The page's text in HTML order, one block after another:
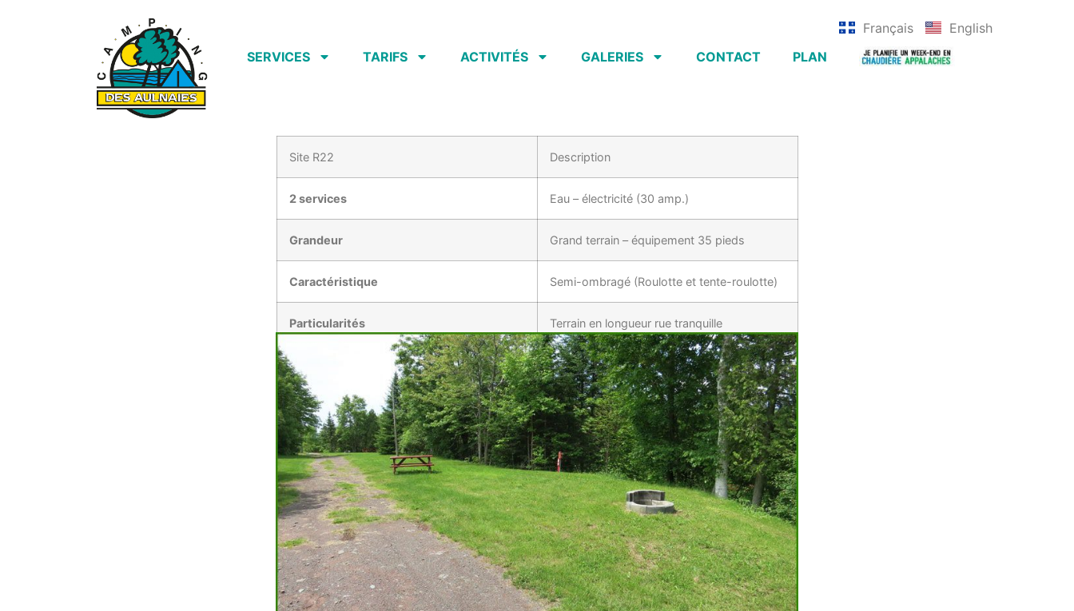
Français
English
SERVICES
TARIFS ACTIVITÉS GALERIES CONTACT PLAN
Site R22 Description
2 services Eau – électricité (30 amp.)
Grandeur Grand terrain – équipement 35 pieds
Caractéristique Semi-ombragé (Roulotte et tente-roulotte)
Particularités Terrain en longueur rue tranquille